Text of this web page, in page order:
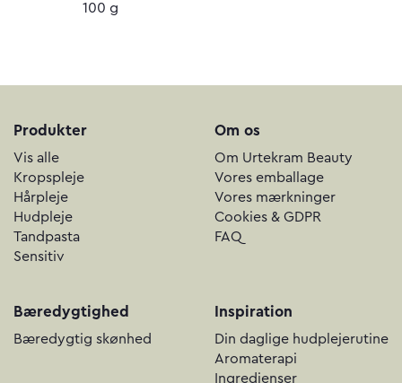
100 g
Produkter
Vis alle
Kropspleje
Hårpleje
Hudpleje
Tandpasta
Sensitiv
Om os
Om Urtekram Beauty
Vores emballage
Vores mærkninger
Cookies & GDPR
FAQ
Bæredygtighed
Bæredygtig skønhed
Inspiration
Din daglige hudplejerutine
Aromaterapi
Ingredienser